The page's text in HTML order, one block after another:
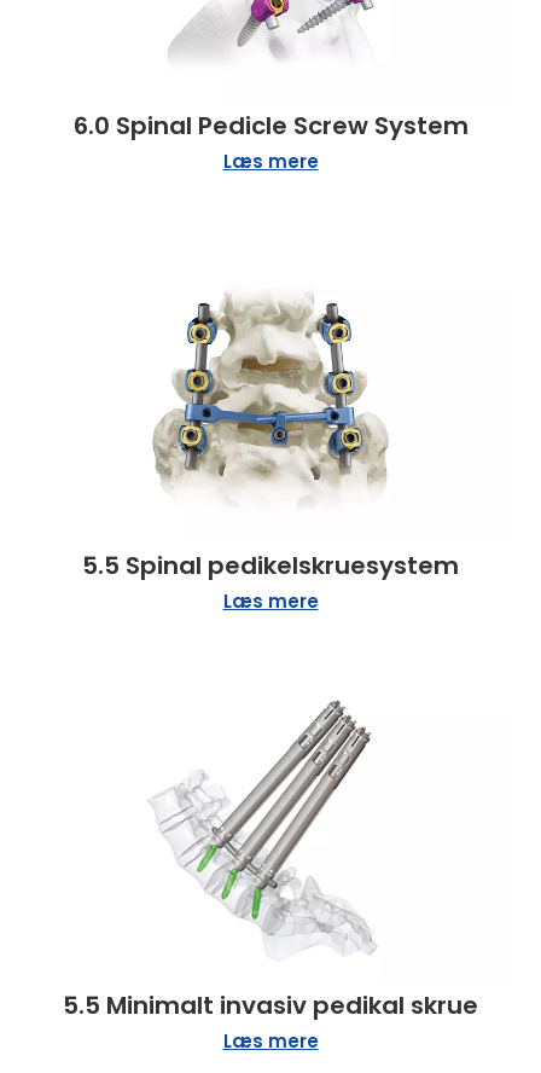
6.0 Spinal Pedicle Screw System
Læs mere
5.5 Spinal pedikelskruesystem
Læs mere
5.5 Minimalt invasiv pedikal skrue
Læs mere